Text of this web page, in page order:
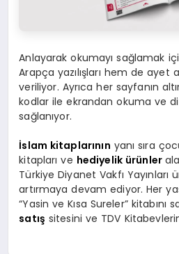
Anlayarak okumayı sağlamak
Arapça yazılışları hem de
veriliyor. Ayrıca her sayfanın
kodlar ile ekrandan okuma ve
sağlanıyor.
İslam kitaplarının yanı sıra
kitapları ve hediyelik ürünler
Türkiye Diyanet Vakfı Yayınları
artırmaya devam ediyor. Her
“Yasin ve Kısa Sureler” kitabını
satış sitesini ve TDV